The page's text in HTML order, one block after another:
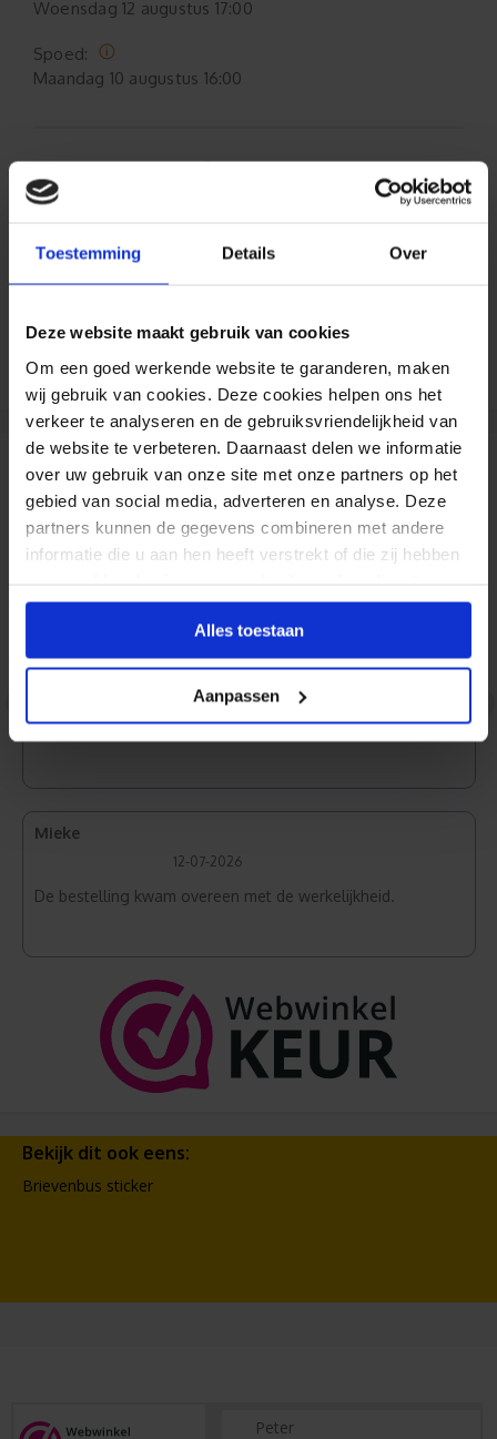
Toestemming Details Over
Deze website maakt gebruik van cookies
Om een goed werkende website te garanderen, maken
wij gebruik van cookies. Deze cookies helpen ons het
verkeer te analyseren en de gebruiksvriendelijkheid van
de website te verbeteren. Daarnaast delen we informatie
over uw gebruik van onze site met onze partners op het
gebied van social media, adverteren en analyse. Deze
partners kunnen de gegevens combineren met andere
informatie die u aan hen heeft verstrekt of die zij hebben
Alles toestaan
Aanpassen
Woensdag 12 augustus 17:00
Spoed:
Maandag 10 augustus 16:00
Formaat aanpasbaar
Al 35 jaar ervaring!
Duizenden klanten raden jou aan bij ons te
Reviews
Jan
31-07-2026
Zeer goede kwaliteit en snelle levering.
Mieke
12-07-2026
De bestelling kwam overeen met de werkelijkheid.
Bekijk dit ook eens:
Brievenbus sticker
Peter